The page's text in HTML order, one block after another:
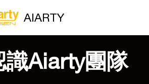
AIARTY
識Aiarty團隊